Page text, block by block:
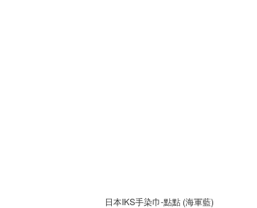
日本IKS手染巾-點點 (海軍藍)